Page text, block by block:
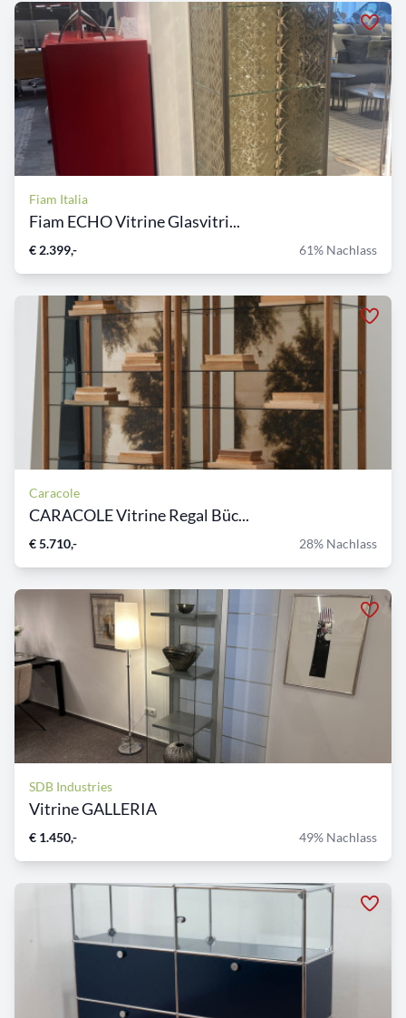
Fiam Italia
Fiam ECHO Vitrine Glasvitri...
€ 2.399,- 61% Nachlass
Caracole
CARACOLE Vitrine Regal Büc...
€ 5.710,- 28% Nachlass
SDB Industries
Vitrine GALLERIA
€ 1.450,- 49% Nachlass